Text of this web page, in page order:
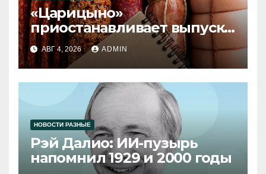
«Царицыно»
приостанавливает выпуск
продукции
АВГ 4, 2026 ADMIN
НОВОСТИ РАЗНЫЕ
Рэй Далио: ИИ-пузырь
напомнил 1929 и 2000 годы